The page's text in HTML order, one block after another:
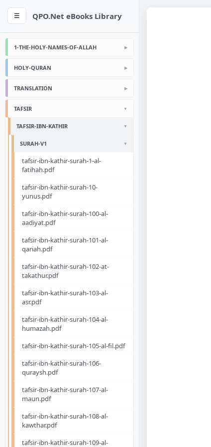
☰ QPO.Net eBooks Library
1-THE-HOLY-NAMES-OF-ALLAH
HOLY-QURAN
TRANSLATION
TAFSIR
TAFSIR-IBN-KATHIR
SURAH-V1
tafsir-ibn-kathir-surah-1-al-
fatihah.pdf
tafsir-ibn-kathir-surah-10-
yunus.pdf
tafsir-ibn-kathir-surah-100-al-
aadiyat.pdf
tafsir-ibn-kathir-surah-101-al-
qariah.pdf
tafsir-ibn-kathir-surah-102-at-
takathur.pdf
tafsir-ibn-kathir-surah-103-al-
asr.pdf
tafsir-ibn-kathir-surah-104-al-
humazah.pdf
tafsir-ibn-kathir-surah-105-al-fil.pdf
tafsir-ibn-kathir-surah-106-
quraysh.pdf
tafsir-ibn-kathir-surah-107-al-
maun.pdf
tafsir-ibn-kathir-surah-108-al-
kawthar.pdf
tafsir-ibn-kathir-surah-109-al-